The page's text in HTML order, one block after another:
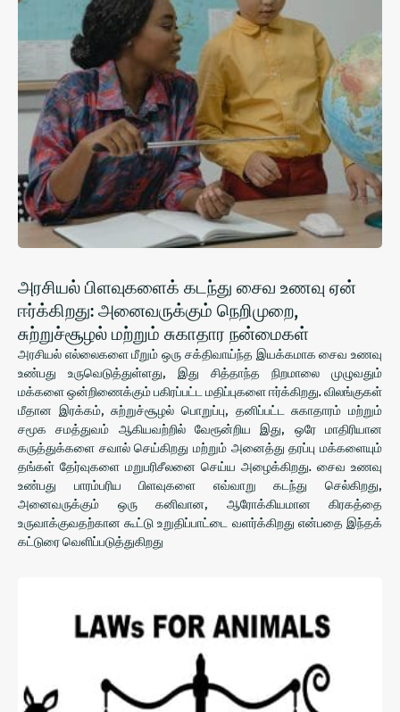
அரசியல் பிளவுகளைக் கடந்து சைவ உணவு ஏன்
ஈர்க்கிறது: அனைவருக்கும் நெறிமுறை,
சுற்றுச்சூழல் மற்றும் சுகாதார நன்மைகள்
அரசியல் எல்லைகளை மீறும் ஒரு சக்திவாய்ந்த இயக்கமாக சைவ உணவு
உண்பது உருவெடுத்துள்ளது, இது சித்தாந்த நிறமாலை முழுவதும்
மக்களை ஒன்றிணைக்கும் பகிரப்பட்ட மதிப்புகளை ஈர்க்கிறது. விலங்குகள்
மீதான இரக்கம், சுற்றுச்சூழல் பொறுப்பு, தனிப்பட்ட சுகாதாரம் மற்றும்
சமூக சமத்துவம் ஆகியவற்றில் வேரூன்றிய இது, ஒரே மாதிரியான
கருத்துக்களை சவால் செய்கிறது மற்றும் அனைத்து தரப்பு மக்களையும்
தங்கள் தேர்வுகளை மறுபரிசீலனை செய்ய அழைக்கிறது. சைவ உணவு
உண்பது பாரம்பரிய பிளவுகளை எவ்வாறு கடந்து செல்கிறது,
அனைவருக்கும் ஒரு கனிவான, ஆரோக்கியமான கிரகத்தை
உருவாக்குவதற்கான கூட்டு உறுதிப்பாட்டை வளர்க்கிறது என்பதை இந்தக்
கட்டுரை வெளிப்படுத்துகிறது